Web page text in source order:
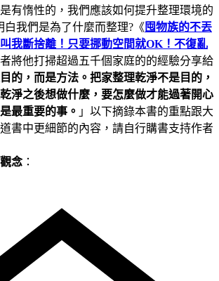
有惰性的，我們應該如何提升整理環境的
白我們是為了什麼而整理?《 囤物族的不丟
我斷捨離！只要挪動空間就OK！不復亂
將他打掃超過五千個家庭的的經驗分享給
的，而是方法。把家整理乾淨不是目的，
淨之後想做什麼，要怎麼做才能過著開心
最重要的事。 」以下摘錄本書的重點跟大
書中更細節的內容，請自行購書支持作者
念：